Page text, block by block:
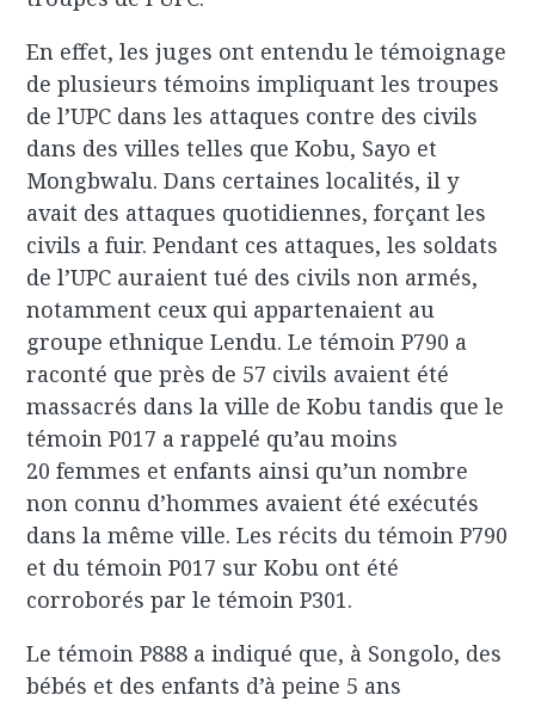
En effet, les juges ont entendu le témoignage
de plusieurs témoins impliquant les troupes
de l’UPC dans les attaques contre des civils
dans des villes telles que Kobu, Sayo et
Mongbwalu. Dans certaines localités, il y
avait des attaques quotidiennes, forçant les
civils a fuir. Pendant ces attaques, les soldats
de l’UPC auraient tué des civils non armés,
notamment ceux qui appartenaient au
groupe ethnique Lendu. Le témoin P790 a
raconté que près de 57 civils avaient été
massacrés dans la ville de Kobu tandis que le
témoin P017 a rappelé qu’au moins
20 femmes et enfants ainsi qu’un nombre
non connu d’hommes avaient été exécutés
dans la même ville. Les récits du témoin P790
et du témoin P017 sur Kobu ont été
corroborés par le témoin P301.
Le témoin P888 a indiqué que, à Songolo, des
bébés et des enfants d’à peine 5 ans